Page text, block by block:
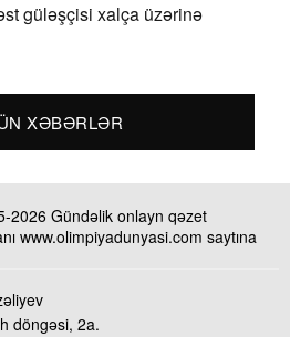
güləşçisi xalça üzərinə
XƏBƏRLƏR
2026 Gündəlik onlayn qəzet
www.olimpiyadunyasi.com saytına
döngəsi, 2a.